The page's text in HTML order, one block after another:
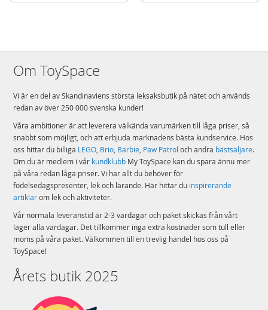
Mer
Modell
EAN 5702018069516
Aktuellt Nyheter
Om ToySpace
Vi är en del av Skandinaviens största leksaksbutik på nätet och används
redan av över 250 000 svenska kunder!
Våra ambitioner är att leverera välkända varumärken till låga priser, så
snabbt som möjligt, och att erbjuda marknadens bästa kundservice. Hos
oss hittar du billiga LEGO, Brio, Barbie, Paw Patrol och andra bästsäljare.
Om du är medlem i vår kundklubb My ToySpace kan du spara ännu mer
på våra redan låga priser. Vi har allt du behöver för
födelsedagspresenter, lek och lärande. Här hittar du inspirerande
artiklarom lek och aktiviteter.
Vår normala leveranstid är 2-3 vardagar och paket skickas från vårt
lager alla vardagar. Det tillkommer inga extra kostnader som tull eller
moms på våra paket. Välkommen till en trevlig handel hos oss på
ToySpace!
Årets butik 2025